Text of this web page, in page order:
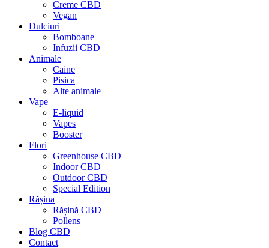
Creme CBD
Vegan
Dulciuri
Bomboane
Infuzii CBD
Animale
Caine
Pisica
Alte animale
Vape
E-liquid
Vapes
Booster
Flori
Greenhouse CBD
Indoor CBD
Outdoor CBD
Special Edition
Rășina
Rășină CBD
Pollens
Blog CBD
Contact